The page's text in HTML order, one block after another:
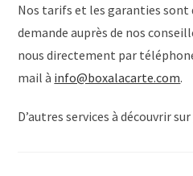
Nos tarifs et les garanties sont
demande auprès de nos
nous directement par
mail à info@boxalacarte.com.
D’autres services à découvrir sur